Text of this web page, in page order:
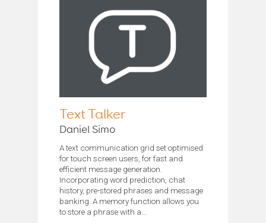
Text Talker
Daniel Simo
A text communication grid set optimised
for touch screen users, for fast and
efficient message generation.
Incorporating word prediction, chat
history, pre-stored phrases and message
banking. A memory function allows you
to store a phrase with a...